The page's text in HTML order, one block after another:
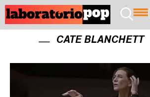
CATE BLANCHETT